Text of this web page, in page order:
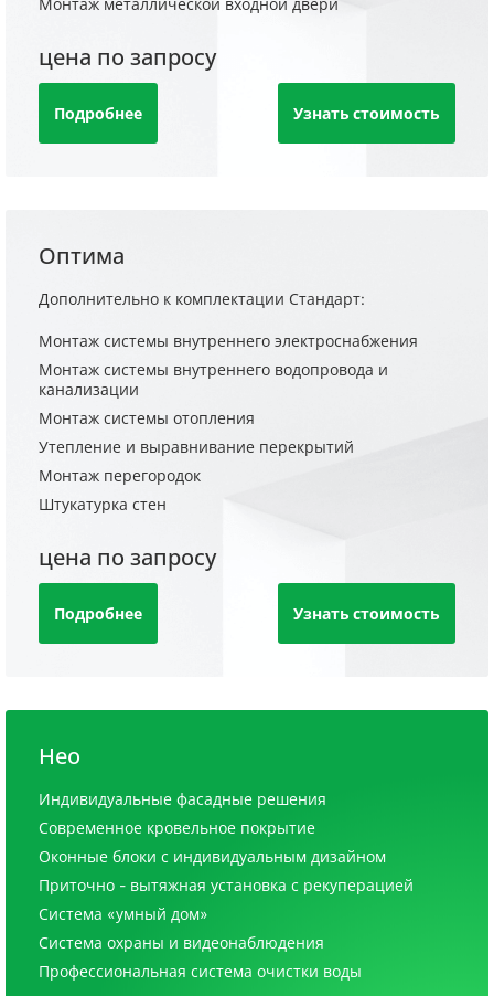
цена по запросу
Подробнее Узнать стоимость
Оптима
Дополнительно к комплектации Стандарт:
Монтаж системы внутреннего электроснабжения
Монтаж системы внутреннего водопровода и
канализации
Монтаж системы отопления
Утепление и выравнивание перекрытий
Монтаж перегородок
Штукатурка стен
цена по запросу
Подробнее Узнать стоимость
Нео
Индивидуальные фасадные решения
Современное кровельное покрытие
Оконные блоки с индивидуальным дизайном
Приточно - вытяжная установка с рекуперацией
Система «умный дом»
Система охраны и видеонаблюдения
Профессиональная система очистки воды